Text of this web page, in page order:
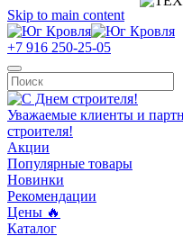
Skip to main content
+7 916 250-25-05
Уважаемые клиенты и
строителя!
Акции
Популярные товары
Новинки
Рекомендации
Цены 🔥
Каталог